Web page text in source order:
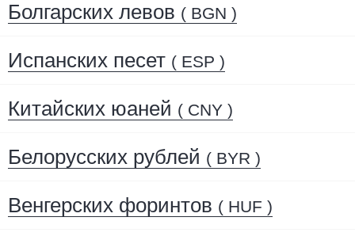
Болгарских левов ( BGN )
Испанских песет ( ESP )
Китайских юаней ( CNY )
Белорусских рублей ( BYR )
Венгерских форинтов ( HUF )